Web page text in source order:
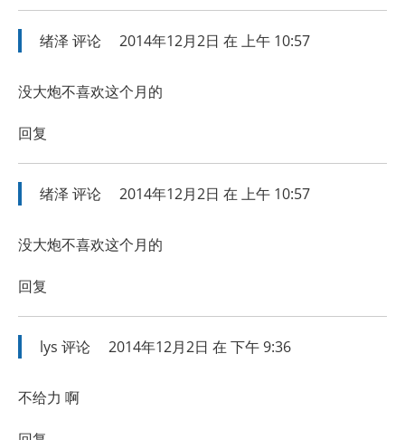
绪泽 评论 2014年12月2日 在 上午 10:57
没大炮不喜欢这个月的
回复
绪泽 评论 2014年12月2日 在 上午 10:57
没大炮不喜欢这个月的
回复
lys 评论 2014年12月2日 在 下午 9:36
不给力 啊